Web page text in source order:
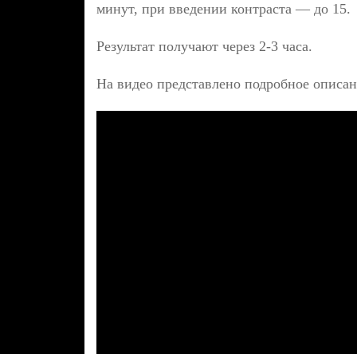
минут, при введении контраста — до 15.
Результат получают через 2-3 часа.
На видео представлено подробное